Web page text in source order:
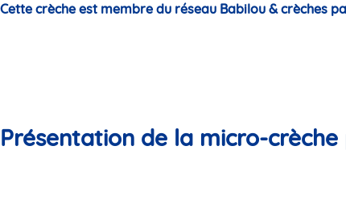
Cette crèche est membre du réseau Babilou & crèches
Présentation de la micro-